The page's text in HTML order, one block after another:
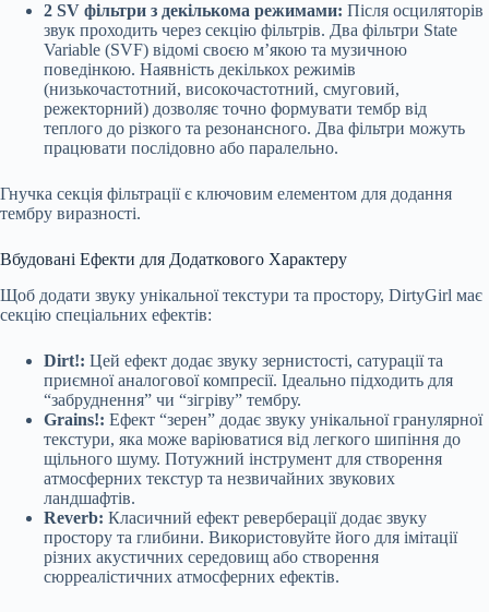
2 SV фільтри з декількома режимами: Після осциляторів
звук проходить через секцію фільтрів. Два фільтри State
Variable (SVF) відомі своєю м’якою та музичною
поведінкою. Наявність декількох режимів
(низькочастотний, високочастотний, смуговий,
режекторний) дозволяє точно формувати тембр від
теплого до різкого та резонансного. Два фільтри можуть
працювати послідовно або паралельно.
Гнучка секція фільтрації є ключовим елементом для додання
тембру виразності.
Вбудовані Ефекти для Додаткового Характеру
Щоб додати звуку унікальної текстури та простору, DirtyGirl має
секцію спеціальних ефектів:
Dirt!: Цей ефект додає звуку зернистості, сатурації та
приємної аналогової компресії. Ідеально підходить для
“забруднення” чи “зігріву” тембру.
Grains!: Ефект “зерен” додає звуку унікальної гранулярної
текстури, яка може варіюватися від легкого шипіння до
щільного шуму. Потужний інструмент для створення
атмосферних текстур та незвичайних звукових
ландшафтів.
Reverb: Класичний ефект реверберації додає звуку
простору та глибини. Використовуйте його для імітації
різних акустичних середовищ або створення
сюрреалістичних атмосферних ефектів.